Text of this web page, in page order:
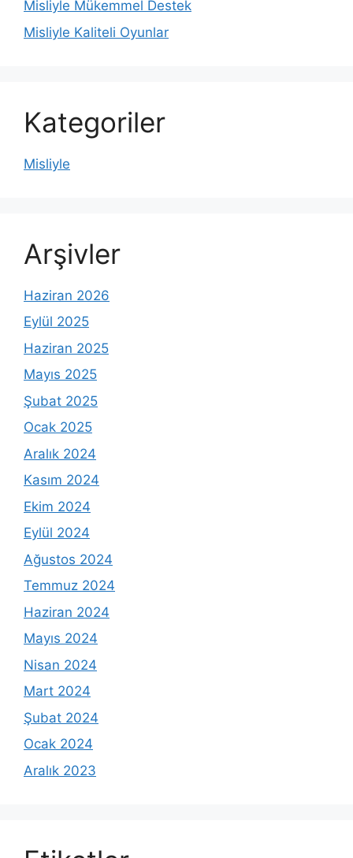
Misliyle Mükemmel Destek
Misliyle Kaliteli Oyunlar
Kategoriler
Misliyle
Arşivler
Haziran 2026
Eylül 2025
Haziran 2025
Mayıs 2025
Şubat 2025
Ocak 2025
Aralık 2024
Kasım 2024
Ekim 2024
Eylül 2024
Ağustos 2024
Temmuz 2024
Haziran 2024
Mayıs 2024
Nisan 2024
Mart 2024
Şubat 2024
Ocak 2024
Aralık 2023